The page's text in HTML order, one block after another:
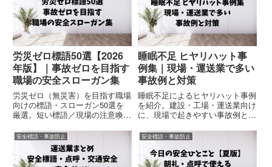
労災ゼロ標語50選【2026
年版】｜事故ゼロを目指す
職場の安全スローガン集
労災ゼロ（無災害）を目指す職場
向けの標語・スローガン50選を
厳選。短い標語／現場の注意喚起
に紹介。安全第一・指差呼称・ヒ
ヤリハット対策にも使えるテンプ
レ集【2026年版】。
睡眠不足 ヒヤリハット事
例集｜現場・運送業で多い
事故例と対策
睡眠不足によるヒヤリハット事例
を紹介。建設・工場・運送業向け
に、現場で起きやすい事故例と対
動・安全教育にも活用できます。
安全標語・事故防止 安全標語・事故防止